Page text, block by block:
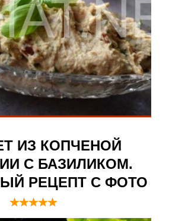
ИЗ КОПЧЕНОЙ
С БАЗИЛИКОМ.
РЕЦЕПТ С ФОТО